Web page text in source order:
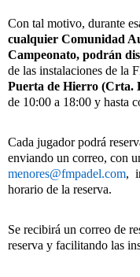
Con tal motivo, durante
cualquier Comunidad
Campeonato, podrán
de las instalaciones de la
Puerta de Hierro (Crta.
de 10:00 a 18:00 y hasta
Cada jugador podrá
enviando un correo, con
menores@fmpadel.com,
horario de la reserva.
Se recibirá un correo de
reserva y facilitando las